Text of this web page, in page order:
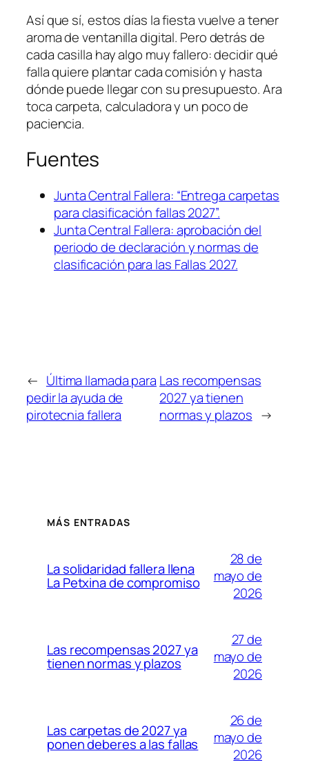
Así que sí, estos días la fiesta vuelve a tener
aroma de ventanilla digital. Pero detrás de
cada casilla hay algo muy fallero: decidir qué
falla quiere plantar cada comisión y hasta
dónde puede llegar con su presupuesto. Ara
toca carpeta, calculadora y un poco de
paciencia.
Fuentes
Junta Central Fallera: “Entrega carpetas
para clasificación fallas 2027”.
Junta Central Fallera: aprobación del
periodo de declaración y normas de
clasificación para las Fallas 2027.
← Última llamada para
pedir la ayuda de
pirotecnia fallera
Las recompensas
2027 ya tienen
normas y plazos →
MÁS ENTRADAS
La solidaridad fallera llena
La Petxina de compromiso
28 de
mayo de
2026
Las recompensas 2027 ya
tienen normas y plazos
27 de
mayo de
2026
Las carpetas de 2027 ya
ponen deberes a las fallas
26 de
mayo de
2026